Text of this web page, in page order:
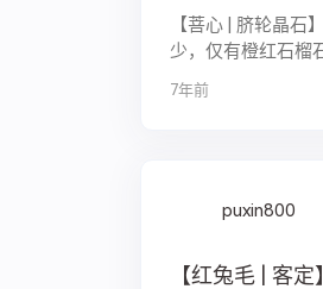
【菩心 | 脐轮晶石
少，仅有橙红石榴
等，这些都非常适
这个脉轮发展好的
7年前
puxin800
【红兔毛 | 客